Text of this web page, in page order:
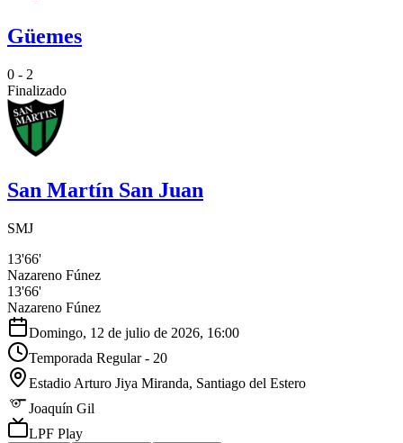
Güemes
0 - 2
Finalizado
San Martín San Juan
SMJ
13'66'
Nazareno Fúnez
13'66'
Nazareno Fúnez
Domingo, 12 de julio de 2026, 16:00
Temporada Regular - 20
Estadio Arturo Jiya Miranda, Santiago del Estero
Joaquín Gil
LPF Play